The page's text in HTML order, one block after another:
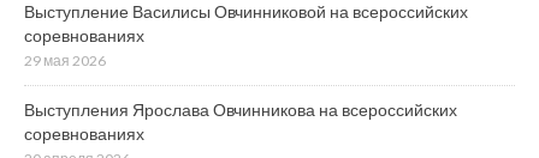
Выступление Василисы Овчинниковой на всероссийских
соревнованиях
29 мая 2026
Выступления Ярослава Овчинникова на всероссийских
соревнованиях